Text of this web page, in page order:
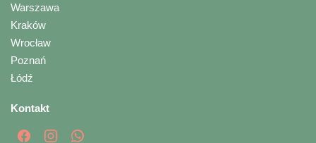
Warszawa
Kraków
Wrocław
Poznań
Łódź
Kontakt